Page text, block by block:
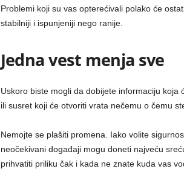
Problemi koji su vas opterećivali polako će
stabilniji i ispunjeniji nego ranije.
Jedna vest menja sve
Uskoro biste mogli da dobijete informaciju koja
ili susret koji će otvoriti vrata nečemu o čemu
Nemojte se plašiti promena. Iako volite
neočekivani događaji mogu doneti najveću
prihvatiti priliku čak i kada ne znate kuda vas